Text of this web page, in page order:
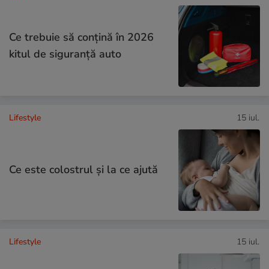
Ce trebuie să conţină în 2026
kitul de siguranţă auto
Lifestyle 15 iul.
Ce este colostrul și la ce ajută
Lifestyle 15 iul.